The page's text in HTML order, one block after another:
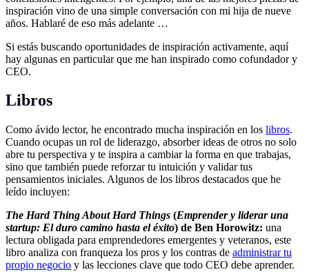
inspiración vino de una simple conversación con mi hija de nueve
años. Hablaré de eso más adelante …
Si estás buscando oportunidades de inspiración activamente, aquí
hay algunas en particular que me han inspirado como cofundador y
CEO.
Libros
Como ávido lector, he encontrado mucha inspiración en los libros.
Cuando ocupas un rol de liderazgo, absorber ideas de otros no solo
abre tu perspectiva y te inspira a cambiar la forma en que trabajas,
sino que también puede reforzar tu intuición y validar tus
pensamientos iniciales. Algunos de los libros destacados que he
leído incluyen:
The Hard Thing About Hard Things (Emprender y liderar una
startup: El duro camino hasta el éxito) de Ben Horowitz: una
lectura obligada para emprendedores emergentes y veteranos, este
libro analiza con franqueza los pros y los contras de administrar tu
propio negocio y las lecciones clave que todo CEO debe aprender.